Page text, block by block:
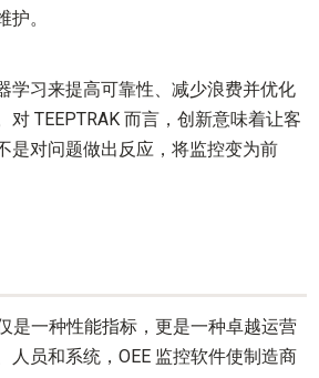
护。
学习来提高可靠性、减少浪费并优化
对 TEEPTRAK 而言，创新意味着让客
是对问题做出反应，将监控变为前
是一种性能指标，更是一种卓越运营
人员和系统，OEE 监控软件使制造商